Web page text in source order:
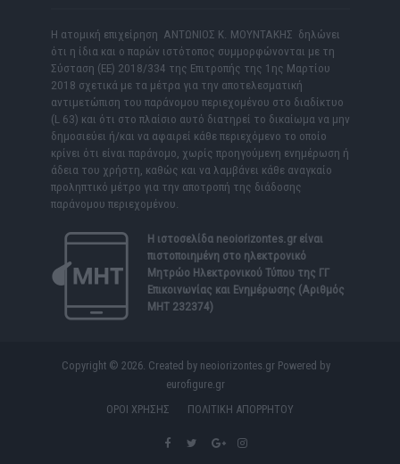
Η ατομική επιχείρηση ΑΝΤΩΝΙΟΣ Κ. ΜΟΥΝΤΑΚΗΣ δηλώνει
ότι η ίδια και ο παρών ιστότοπος συμμορφώνονται με τη
Σύσταση (ΕΕ) 2018/334 της Επιτροπής της 1ης Μαρτίου
2018 σχετικά με τα μέτρα για την αποτελεσματική
αντιμετώπιση του παράνομου περιεχομένου στο διαδίκτυο
(L 63) και ότι στο πλαίσιο αυτό διατηρεί το δικαίωμα να μην
δημοσιεύει ή/και να αφαιρεί κάθε περιεχόμενο το οποίο
κρίνει ότι είναι παράνομο, χωρίς προηγούμενη ενημέρωση ή
άδεια του χρήστη, καθώς και να λαμβάνει κάθε αναγκαίο
προληπτικό μέτρο για την αποτροπή της διάδοσης
παράνομου περιεχομένου.
Η ιστοσελίδα neoiorizontes.grείναι
πιστοποιημένη στο ηλεκτρονικό
Μητρώο Ηλεκτρονικού Τύπου της ΓΓ
Επικοινωνίας και Ενημέρωσης (Αριθμός
ΜΗΤ 232374)
Copyright © 2026. Created by neoiorizontes.gr Powered by
eurofigure.gr
ΟΡΟΙ ΧΡΗΣΗΣ
ΠΟΛΙΤΙΚΗ ΑΠΟΡΡΗΤΟΥ